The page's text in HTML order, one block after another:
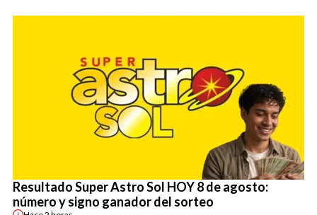
Resultado Super Astro Sol HOY 8 de agosto:
número y signo ganador del sorteo